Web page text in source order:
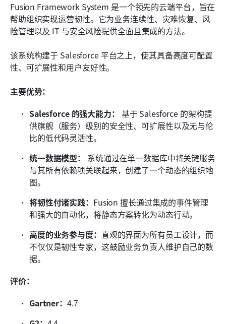
Fusion Framework System 是一个领先的云端平台，旨在
帮助组织实现运营韧性。它为业务连续性、灾难恢复、风
险管理以及 IT 与安全风险提供全面且集成的方法。
该系统构建于 Salesforce 平台之上，使其具备高度可配置
性、可扩展性和用户友好性。
主要优势：
Salesforce 的强大能力： 基于 Salesforce 的架构提
供旗舰（服务）级别的安全性、可扩展性以及无与伦
比的低代码灵活性。
统一数据模型：
系统通过在单一数据库中将关键服务
与其所有依赖项关联起来，创建了一个动态的组织地
图。
将韧性付诸实践： Fusion 擅长通过集成的事件管理
和强大的自动化，将静态方案转化为动态行动。
高度的业务参与度： 直观的界面为所有员工设计，而
不仅仅是韧性专家，这鼓励业务负责人维护自己的数
据。
评价：
Gartner： 4.7